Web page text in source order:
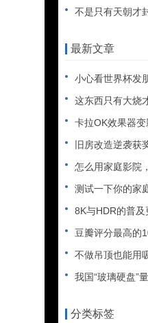
不是只有天朝才封
最新文章
小心看世界杯发朋友圈
这东西只有大烧才能用到？什么
卡拉OK效果器变影院低管？多炮
旧房改造逆袭获奖！德国阿
怎么用家庭影院，免费
测试一下你的家庭影院效果
8K与HDR的普及更进一步
豆瓣评分最高的10
不做吊顶也能用吸顶喇叭
我国“玻璃硬盘”量产！
分类标签